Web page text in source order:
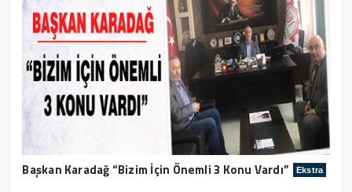
Başkan Karadağ “Bizim İçin Önemli 3 Konu Vardı” Ekstra